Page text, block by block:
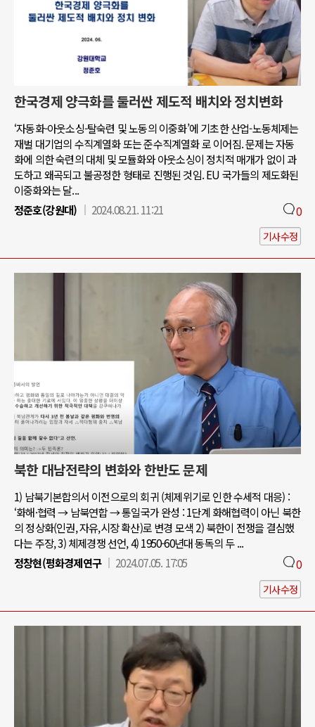
한국경제 양극화를 둘러싼 제도적 배치와 정치변화
‘자동화-아웃소싱-탈숙련 및 노동의 이중화’에 기초한 산업-노동체제는
재벌 대기업의 수직계열화 또는 준수직계열화 로 이어짐. 문제는 자동
화에 의한 숙련의 대체 및 모듈화와 아웃소싱이 정치적 매개가 없이 과
도하고 왜곡되고 불공정한 형태로 진행된 것임. EU 국가들의 제도화된
이중화와는 달...
정준호(강원대)
2024.08.21. 11:21 0
기사수정
북한 대남전략의 변화와 한반도 문제
1) 남북기본합의서 이전으로의 회귀 (체제위기로 인한 수세적 대응) :
‘화해·협력 → 남북연합 → 통일국가 완성 : 1단계 화해협력이 아닌 북한
의 정상화(인권, 자유,시장 확산)로 변경 모색 2) 북한이 전쟁을 결심했
다는 주장, 3) 체제경쟁 선언, 4) 1950-60년대 동독의 두 ...
정창현(평화경제연구
2024.07.05. 17:05 0
기사수정